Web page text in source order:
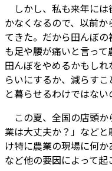
しかし、私も来年には
かなくなるので、以前
てきた。だから田んぼ
も足や腰が痛いと言っ
田んぼをやめるかもし
らいにするか、減らす
と暮らせるわけではない
この夏、全国の店頭か
業は大丈夫か？」など
け特に農業の現場に何
など他の要因によって起